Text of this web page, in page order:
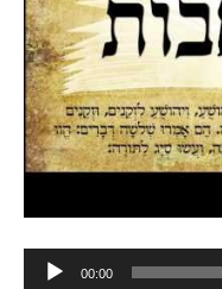
Lecteur
00:00